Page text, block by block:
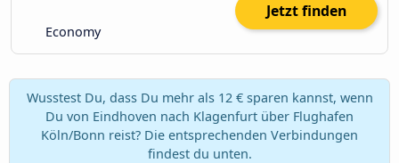
Economy
Jetzt finden
Wusstest Du, dass Du mehr als 12 € sparen kannst, wenn
Du von Eindhoven nach Klagenfurt über Flughafen
Köln/Bonn reist? Die entsprechenden Verbindungen
findest du unten.